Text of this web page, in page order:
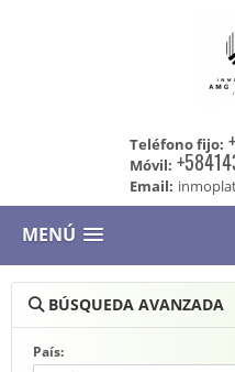
Teléfono fijo:
Móvil:
Email:
MENÚ
BÚSQUEDA AVANZADA
País: